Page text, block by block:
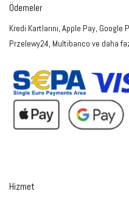
Hizmet
Ödemeler
Kredi Kartlarını, Apple Pay,
Przelewy24, Multibanco ve daha